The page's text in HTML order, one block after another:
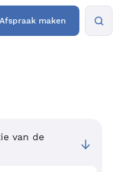
Afspraak maken
van de